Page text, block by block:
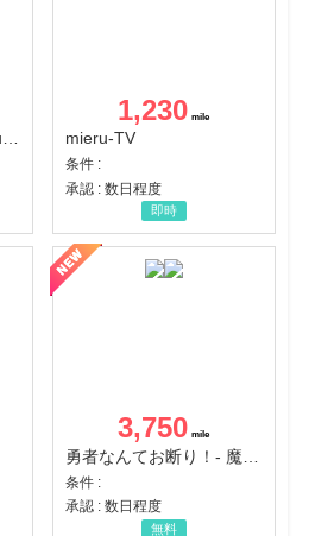
Tile Triple Match: 3D puzzle
1,230
mieru-TV
条件 :
承認 : 数日程度
即時
3,750
条件 :
承認 : 数日程度
無料